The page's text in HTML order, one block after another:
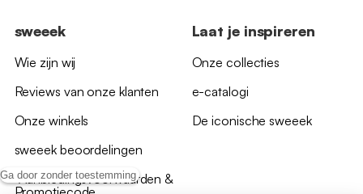
Ga door zonder toestemming
sweeek
Wie zijn wij
Reviews van onze klanten
Onze winkels
sweeek beoordelingen
*Aanbiedingsvoorwaarden &
Laat je inspireren
Onze collecties
e-catalogi
De iconische sweeek